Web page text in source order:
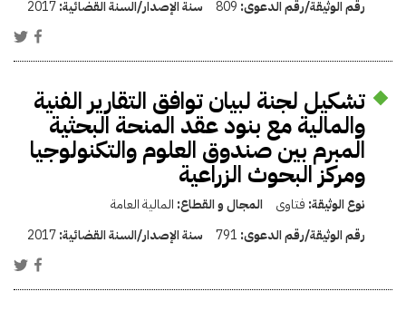
رقم الوثيقة/رقم الدعوى: 809 سنة الإصدار/السنة القضائية:2017
تشكيل لجنة لبيان توافق التقارير الفنية
والمالية مع بنود عقد المنحة البحثية
المبرم بين صندوق العلوم والتكنولوجيا
ومركز البحوث الزراعية
نوع الوثيقة: فتاوى المجال و القطاع: المالية العامة
رقم الوثيقة/رقم الدعوى: 791 سنة الإصدار/السنة القضائية:2017